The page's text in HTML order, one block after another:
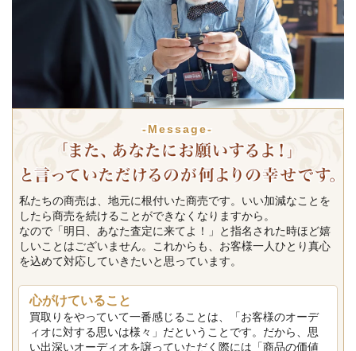
-Message-
私たちの商売は、地元に根付いた商売です。いい加減なことを
したら商売を続けることができなくなりますから。
なので「明日、あなた査定に来てよ！」と指名された時ほど嬉
しいことはございません。これからも、お客様一人ひとり真心
を込めて対応していきたいと思っています。
心がけていること
買取りをやっていて一番感じることは、「お客様のオーデ
ィオに対する思いは様々」だということです。だから、思
い出深いオーディオを譲っていただく際には「商品の価値